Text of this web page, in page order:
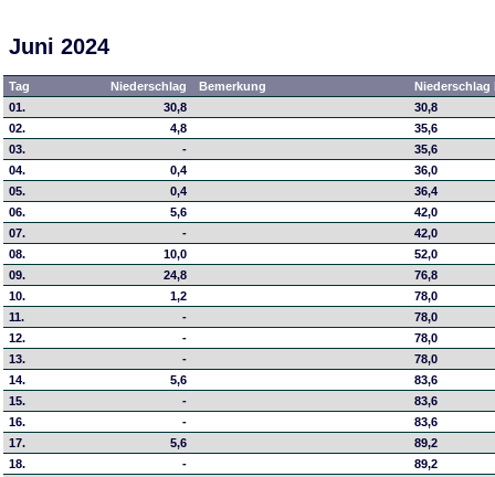
Juni 2024
Tag Niederschlag Bemerkung
01.
30,8
30,8
02.
4,8
35,6
03.
-
35,6
04.
0,4
36,0
05.
0,4
36,4
06.
5,6
42,0
07.
-
42,0
08.
10,0
52,0
09.
24,8
76,8
10.
1,2
78,0
11.
-
78,0
12.
-
78,0
13.
-
78,0
14.
5,6
83,6
15.
-
83,6
16.
-
83,6
17.
5,6
89,2
18.
-
89,2